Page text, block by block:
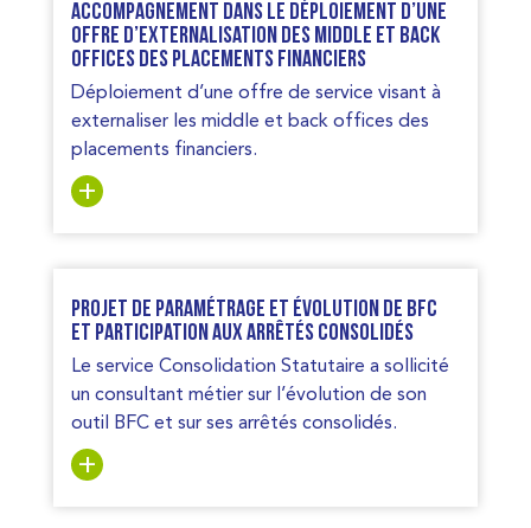
Accompagnement dans le déploiement d’une
offre d’externalisation des middle et back
offices des placements financiers
Déploiement d’une offre de service visant à
externaliser les middle et back offices des
placements financiers.
Projet de paramétrage et évolution de BFC
et participation aux arrêtés consolidés
Le service Consolidation Statutaire a sollicité
un consultant métier sur l’évolution de son
outil BFC et sur ses arrêtés consolidés.